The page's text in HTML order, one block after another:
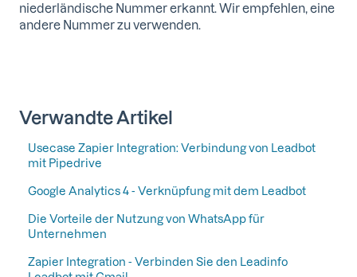
niederländische Nummer erkannt. Wir empfehlen, eine
andere Nummer zu verwenden.
Verwandte Artikel
Usecase Zapier Integration: Verbindung von Leadbot
mit Pipedrive
Google Analytics 4 - Verknüpfung mit dem Leadbot
Die Vorteile der Nutzung von WhatsApp für
Unternehmen
Zapier Integration - Verbinden Sie den Leadinfo